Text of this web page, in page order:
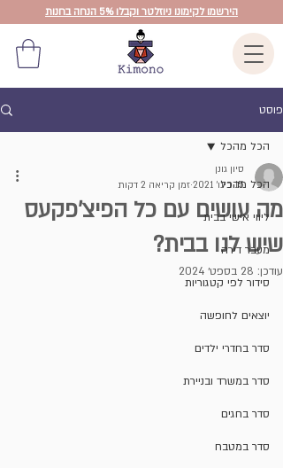
הירשמו לקימונו ניוזלטר וקבלו 5% הנחה בחנות
פוסט
הכל מהכל
ליווי אישי בבית
מעבר דירה
סידור לפי קטגוריות
יוצאים לחופשה
סדר בחדרי ילדים
סדר במשרד ובניירת
סדר בחגים
סדר במטבח
הכל מהכל
מה עושים עם כל הפיצ'פקעס
שיש לנו בבית?
סיון גונן
15 בינו׳ 2021
זמן קריאה 2 דקות
עודכן: 28 בספט׳ 2024